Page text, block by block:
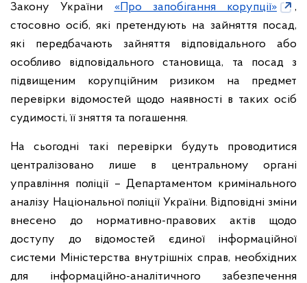
Закону України «Про запобігання корупції»
,
стосовно осіб, які претендують на зайняття посад,
які передбачають зайняття відповідального або
особливо відповідального становища, та посад з
підвищеним корупційним ризиком на предмет
перевірки відомостей щодо наявності в таких осіб
судимості, її зняття та погашення.
На сьогодні такі перевірки будуть проводитися
централізовано лише в центральному органі
управління поліції – Департаментом кримінального
аналізу Національної поліції України. Відповідні зміни
внесено до нормативно-правових актів щодо
доступу до відомостей єдиної інформаційної
системи Міністерства внутрішніх справ, необхідних
для інформаційно-аналітичного забезпечення